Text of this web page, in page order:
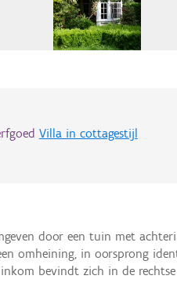
Villa in cottagestijl
door een tuin met
omheining, in oorsprong
bevindt zich in de rechtse